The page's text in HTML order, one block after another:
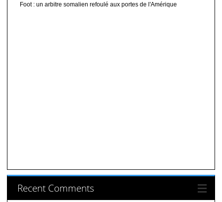
Foot : un arbitre somalien refoulé aux portes de l'Amérique
Recent Comments